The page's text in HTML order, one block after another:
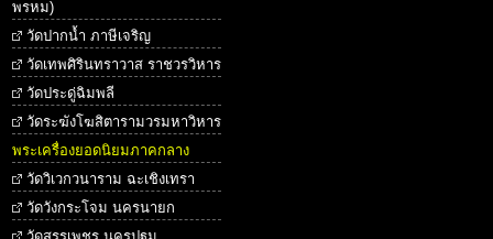
พรหม)
วัดปากน้ำ ภาษีเจริญ
วัดเทพศิรินทราวาส ราชวรวิหาร
วัดประดู่ฉิมพลี
วัดระฆังโฆสิตารามวรมหาวิหาร
พระเครื่องยอดนิยมภาคกลาง
วัดวิเวกวนาราม ฉะเชิงเทรา
วัดวังกระโจม นครนายก